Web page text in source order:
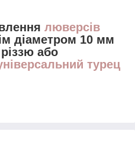
люверсів
діаметром 10 мм
або
турец